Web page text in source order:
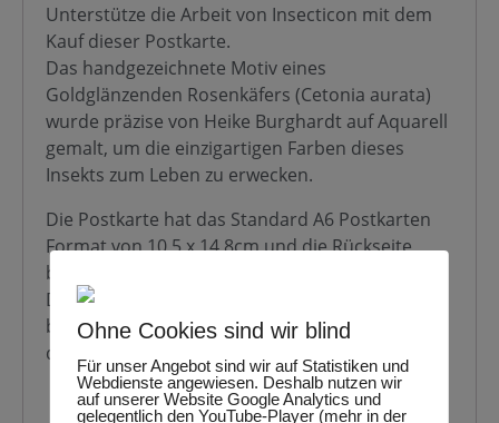
Unterstütze die Arbeit von Insecticon mit dem
Kauf dieser Postkarte.
Das handgezeichnete Motiv eines
Goldglänzenden Rosenkäfers (Cetonia aurata)
wurde präzise von Heike Burghardt auf Aquarell
gemalt, um die einzigartigen Farben dieses
Insekts zum Leben zu erwecken.
Die Postkarte hat das Standard A6 Postkarten
Format von 10,5 x 14,8cm und die Rückseite
bietet genug Platz für Deine Texte.
Diese Postkarte wurde auf Recyclingkarton,
bestehend aus 100% Altpapier, gedruckt und
das klimaneutral.
Ohne Cookies sind wir blind
Für unser Angebot sind wir auf Statistiken und
Webdienste angewiesen. Deshalb nutzen wir
auf unserer Website Google Analytics und
gelegentlich den YouTube-Player (mehr in der